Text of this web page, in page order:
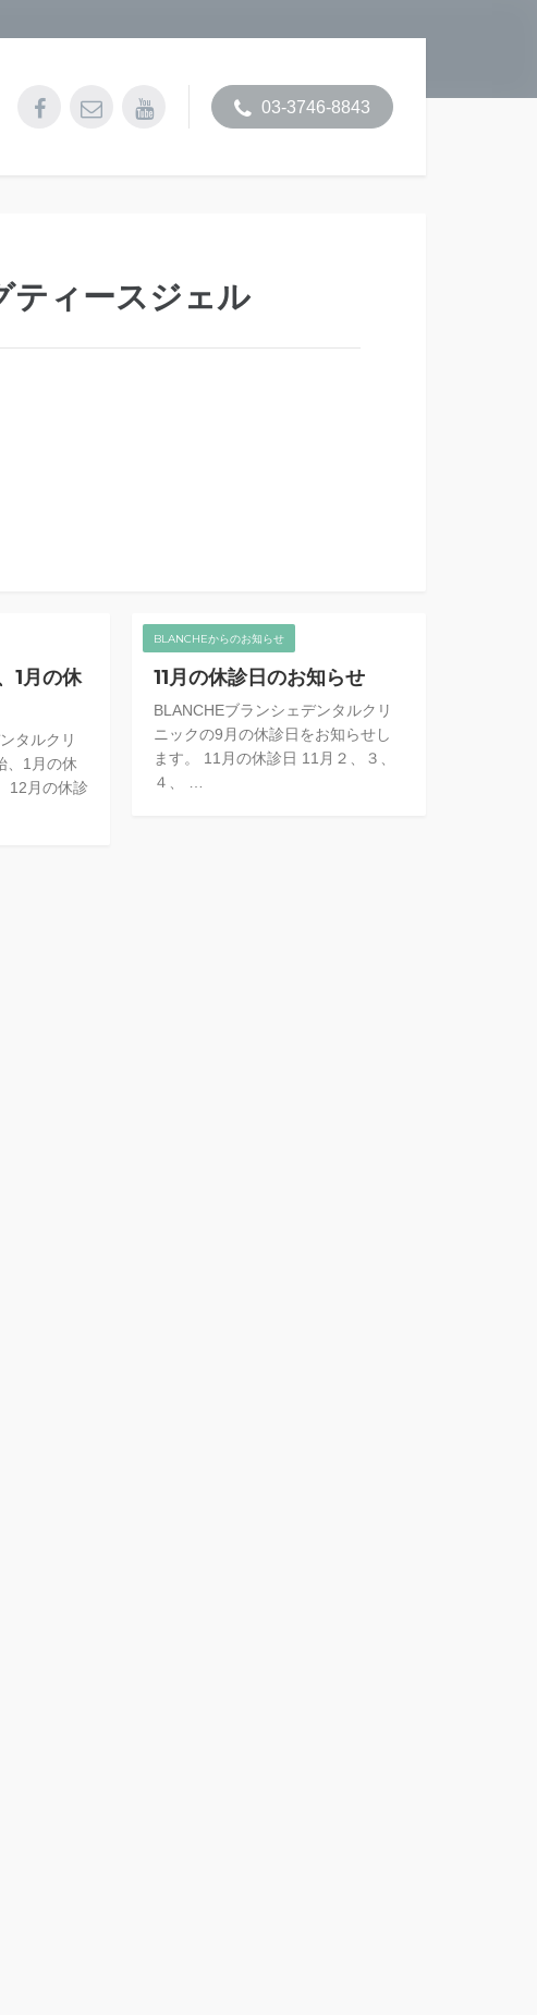
03-3746-8843
ィースジェル
1月の休
タルクリ
、1月の休
12月の休診
BLANCHEからのお知らせ
11月の休診日のお知らせ
BLANCHEブランシェデンタルクリ
ニックの9月の休診日をお知らせし
ます。 11月の休診日 11月２、３、
４、 …